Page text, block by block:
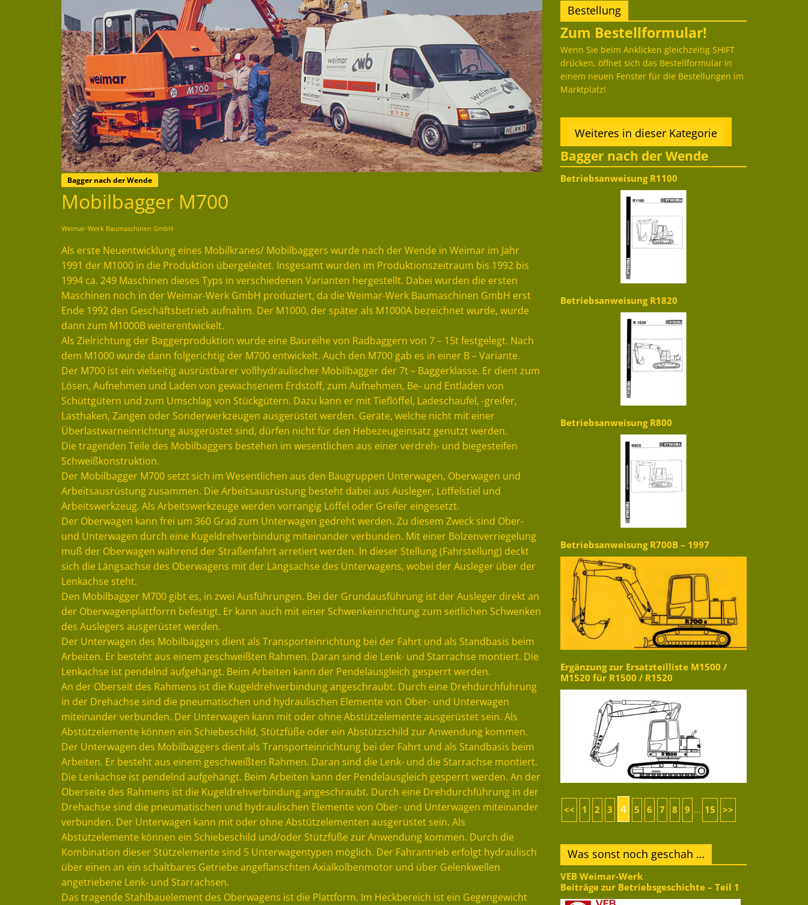
Bagger nach der Wende
Mobilbagger M700
Weimar-Werk Baumaschinen GmbH
Als erste Neuentwicklung eines Mobilkranes/ Mobilbaggers wurde nach der Wende in Weimar im Jahr
1991 der M1000 in die Produktion übergeleitet. Insgesamt wurden im Produktionszeitraum bis 1992 bis
1994 ca. 249 Maschinen dieses Typs in verschiedenen Varianten hergestellt. Dabei wurden die ersten
Maschinen noch in der Weimar-Werk GmbH produziert, da die Weimar-Werk Baumaschinen GmbH erst
Ende 1992 den Geschäftsbetrieb aufnahm. Der M1000, der später als M1000A bezeichnet wurde, wurde
dann zum M1000B weiterentwickelt.
Als Zielrichtung der Baggerproduktion wurde eine Baureihe von Radbaggern von 7 – 15t festgelegt. Nach
dem M1000 wurde dann folgerichtig der M700 entwickelt. Auch den M700 gab es in einer B – Variante.
Der M700 ist ein vielseitig ausrüstbarer vollhydraulischer Mobilbagger der 7t – Baggerklasse. Er dient zum
Lösen, Aufnehmen und Laden von gewachsenem Erdstoff, zum Aufnehmen, Be- und Entladen von
Schüttgütern und zum Umschlag von Stückgütern. Dazu kann er mit Tieflöffel, Ladeschaufel, -greifer,
Lasthaken, Zangen oder Sonderwerkzeugen ausgerüstet werden. Geräte, welche nicht mit einer
Überlastwarneinrichtung ausgerüstet sind, dürfen nicht für den Hebezeugeinsatz genutzt werden.
Die tragenden Teile des Mobilbaggers bestehen im wesentlichen aus einer verdreh- und biegesteifen
Schweißkonstruktion.
Der Mobilbagger M700 setzt sich im Wesentlichen aus den Baugruppen Unterwagen, Oberwagen und
Arbeitsausrüstung zusammen. Die Arbeitsausrüstung besteht dabei aus Ausleger, Löffelstiel und
Arbeitswerkzeug. Als Arbeitswerkzeuge werden vorrangig Löffel oder Greifer eingesetzt.
Der Oberwagen kann frei um 360 Grad zum Unterwagen gedreht werden. Zu diesem Zweck sind Ober-
und Unterwagen durch eine Kugeldrehverbindung miteinander verbunden. Mit einer Bolzenverriegelung
muß der Oberwagen während der Straßenfahrt arretiert werden. In dieser Stellung (Fahrstellung) deckt
sich die Längsachse des Oberwagens mit der Längsachse des Unterwagens, wobei der Ausleger über der
Lenkachse steht.
Den Mobilbagger M700 gibt es, in zwei Ausführungen. Bei der Grundausführung ist der Ausleger direkt an
der Oberwagenplattforrn befestigt. Er kann auch mit einer Schwenkeinrichtung zum seitlichen Schwenken
des Auslegers ausgerüstet werden.
Der Unterwagen des Mobilbaggers dient als Transporteinrichtung bei der Fahrt und als Standbasis beim
Arbeiten. Er besteht aus einem geschweißten Rahmen. Daran sind die Lenk- und Starrachse montiert. Die
Lenkachse ist pendelnd aufgehängt. Beim Arbeiten kann der Pendelausgleich gesperrt werden.
An der Oberseit des Rahmens ist die Kugeldrehverbindung angeschraubt. Durch eine Drehdurchfuhrung
in der Drehachse sind die pneumatischen und hydraulischen Elemente von Ober- und Unterwagen
miteinander verbunden. Der Unterwagen kann mit oder ohne Abstützelemente ausgerüstet sein. Als
Abstützelemente können ein Schiebeschild, Stützfüße oder ein Abstützschild zur Anwendung kommen.
Der Unterwagen des Mobilbaggers dient als Transporteinrichtung bei der Fahrt und als Standbasis beim
Arbeiten. Er besteht aus einem geschweißten Rahmen. Daran sind die Lenk- und die Starrachse montiert.
Die Lenkachse ist pendelnd aufgehängt. Beim Arbeiten kann der Pendelausgleich gesperrt werden. An der
Oberseite des Rahmens ist die Kugeldrehverbindung angeschraubt. Durch eine Drehdurchführung in der
Drehachse sind die pneumatischen und hydraulischen Elemente von Ober- und Unterwagen miteinander
verbunden. Der Unterwagen kann mit oder ohne Abstützelementen ausgerüstet sein. Als
Abstützelemente können ein Schiebeschild und/oder Stützfüße zur Anwendung kommen. Durch die
Kombination dieser Stützelemente sind 5 Unterwagentypen möglich. Der Fahrantrieb erfolgt hydraulisch
über einen an ein schaltbares Getriebe angeflanschten Axialkolbenmotor und über Gelenkwellen
angetriebene Lenk- und Starrachsen.
Das tragende Stahlbauelement des Oberwagens ist die Plattform. Im Heckbereich ist ein Gegengewicht
Bestellung
Zum Bestellformular!
Wenn Sie beim Anklicken gleichzeitig SHIFT
drücken, öffnet sich das Bestellformular in
einem neuen Fenster für die Bestellungen im
Marktplatz!
Weiteres in dieser Kategorie
Bagger nach der Wende
Betriebsanweisung R1100
Betriebsanweisung R1820
Betriebsanweisung R800
Betriebsanweisung R700B – 1997
Ergänzung zur Ersatzteilliste M1500 /
M1520 für R1500 / R1520
<< 1 2 3 4 5 6 7 8 9 ... 15 >>
Was sonst noch geschah …
VEB Weimar-Werk
Beiträge zur Betriebsgeschichte – Teil 1